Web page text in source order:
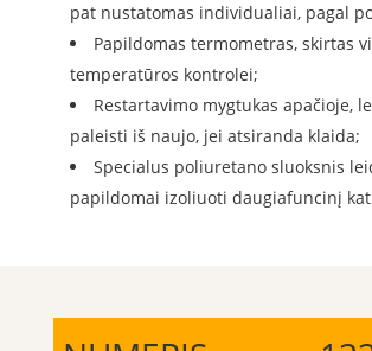
pat nustatomas individualiai, pagal
Papildomas termometras, skirtas
temperatūros kontrolei;
Restartavimo mygtukas apačioje,
paleisti iš naujo, jei atsiranda klaida;
Specialus poliuretano sluoksnis
papildomai izoliuoti daugiafuncinį